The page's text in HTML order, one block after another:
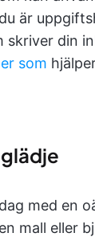
är
skriver din
som
med en
mall eller